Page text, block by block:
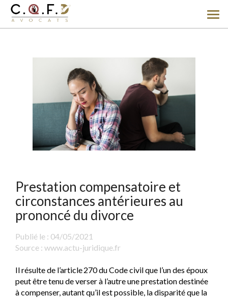
le
Prestation compensatoire et
circonstances antérieures au
prononcé du divorce
Publié le : 04/05/2021
Source : www.actu-juridique.fr
Il résulte de l’article 270 du Code civil que l’un des époux
peut être tenu de verser à l’autre une prestation destinée
à compenser, autant qu’il est possible, la disparité que la